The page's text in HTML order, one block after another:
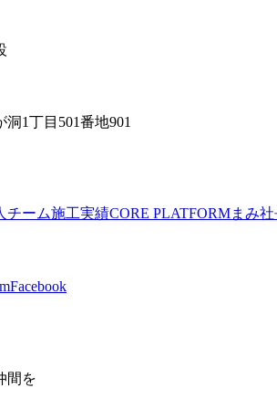
1丁目501番地901
チーム施工実績CORE PLATFORMまみ
Facebook
間を